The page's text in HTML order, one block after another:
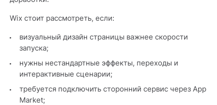
Wix стоит рассмотреть, если:
визуальный дизайн страницы важнее скорости
запуска;
нужны нестандартные эффекты, переходы и
интерактивные сценарии;
требуется подключить сторонний сервис через App
Market;